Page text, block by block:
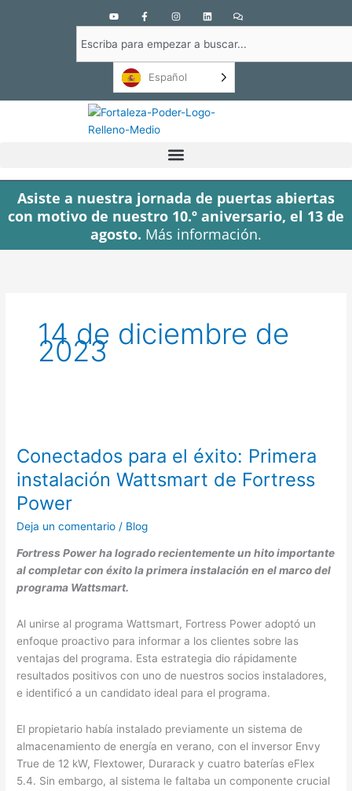
Y
o
u
t
u
b
F
a
c
e
b
o
f
I
n
s
t
a
g
a
L
i
n
k
e
d
C
o
m
e
n
t
en
Español
Asiste a nuestra jornada de puertas abiertas
con motivo de nuestro 10.º aniversario, el 13 de
agosto. Más información.
14 de diciembre de
2023
Conectados para el éxito: Primera
instalación Wattsmart de Fortress
Power
Deja un comentario / Blog
Fortress Power ha logrado recientemente un hito importante
al completar con éxito la primera instalación en el marco del
programa Wattsmart.
Al unirse al programa Wattsmart, Fortress Power adoptó un
enfoque proactivo para informar a los clientes sobre las
ventajas del programa. Esta estrategia dio rápidamente
resultados positivos con uno de nuestros socios instaladores,
e identificó a un candidato ideal para el programa.
El propietario había instalado previamente un sistema de
almacenamiento de energía en verano, con el inversor Envy
True de 12 kW, Flextower, Durarack y cuatro baterías eFlex
5.4. Sin embargo, al sistema le faltaba un componente crucial